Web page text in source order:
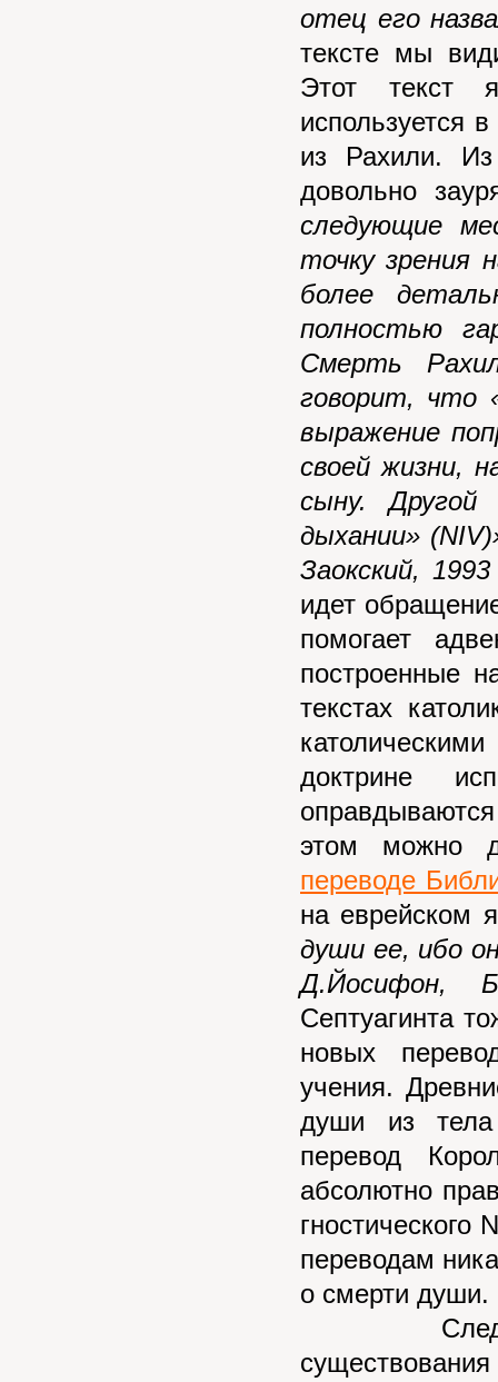
отец его
тексте мы
Этот текст
используется
из Рахили. Из
довольно
следующие
точку зрения
более
полностью
Смерть
говорит, что
выражение
своей жизни,
сыну. Другой
дыхании»
Заокский,
идет
помогает
построенные
текстах
доктрине
этом можно
переводе
на еврейском
души ее, ибо
Д.Йосифон,
Септуагинта
новых
учения.
души из тела
перевод
абсолютно
гностического
переводам
о смерти души.